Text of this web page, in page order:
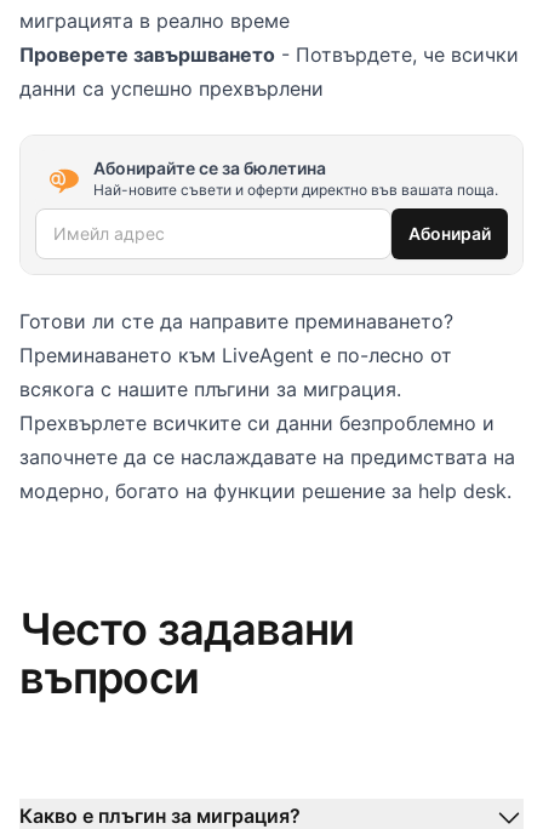
миграцията в реално време
Проверете завършването - Потвърдете, че всички
данни са успешно прехвърлени
Абонирайте се за бюлетина
Най-новите съвети и оферти директно във вашата поща.
Имейл адрес Абонирай
Готови ли сте да направите преминаването?
Преминаването към LiveAgent е по-лесно от
всякога с нашите плъгини за миграция.
Прехвърлете всичките си данни безпроблемно и
започнете да се наслаждавате на предимствата на
модерно, богато на функции решение за help desk.
Често задавани
въпроси
Какво е плъгин за миграция?